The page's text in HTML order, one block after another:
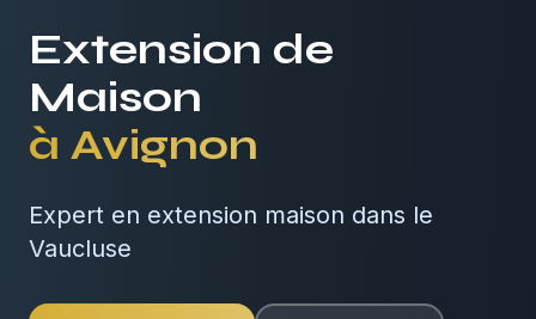
Extension de
Maison
à Avignon
Expert en extension maison dans le
Vaucluse